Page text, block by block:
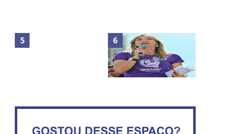
No Brasil do golpe, 61,5 mi
de consumidores estão
inadimplentes
Circulação de ar no túnel